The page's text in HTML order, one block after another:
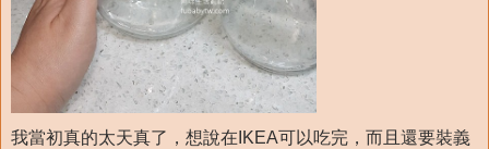
我當初真的太天真了，想說在IKEA可以吃完，而且還要裝義